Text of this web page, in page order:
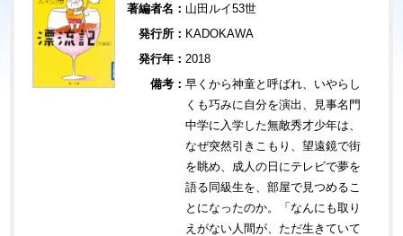
著編者名： 山田ルイ53世
発行所： KADOKAWA
発行年： 2018
備考：早くから神童と呼ばれ、いやらし
くも巧みに自分を演出、見事名門
中学に入学した無敵秀才少年は、
なぜ突然引きこもり、望遠鏡で街
を眺め、成人の日にテレビで夢を
語る同級生を、部屋で見つめるこ
とになったのか。「なんにも取り
えがない人間が、ただ生きていて